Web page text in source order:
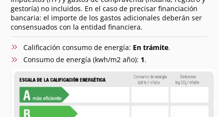
gestoría) no incluidos. En el caso de precisar financiación
bancaria: el importe de los gastos adicionales deberán ser
consensuados con la entidad financiera.
Calificación consumo de energía: En trámite.
Consumo de energía (kwh/m2 año): 1.